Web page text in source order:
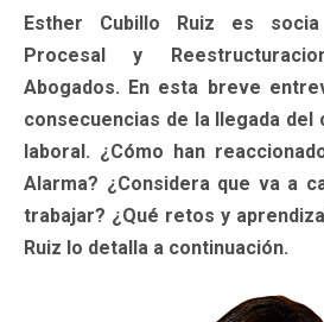
Esther Cubillo Ruiz es
Procesal y
Abogados. En esta breve
consecuencias de la llegada del
laboral. ¿Cómo han
Alarma? ¿Considera que va a
trabajar? ¿Qué retos y
Ruiz lo detalla a continuación.